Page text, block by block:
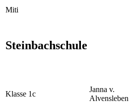
Miti
Steinbachschule
Klasse 1c
Janna v.
Alvensleben